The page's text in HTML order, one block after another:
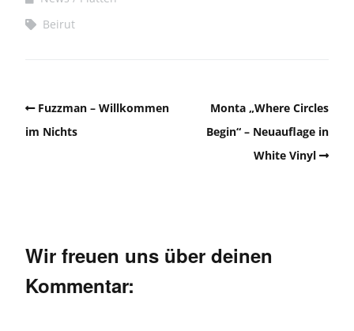
Beirut
Fuzzman – Willkommen
im Nichts
Monta „Where Circles
Begin“ – Neuauflage in
White Vinyl
Wir freuen uns über deinen
Kommentar: